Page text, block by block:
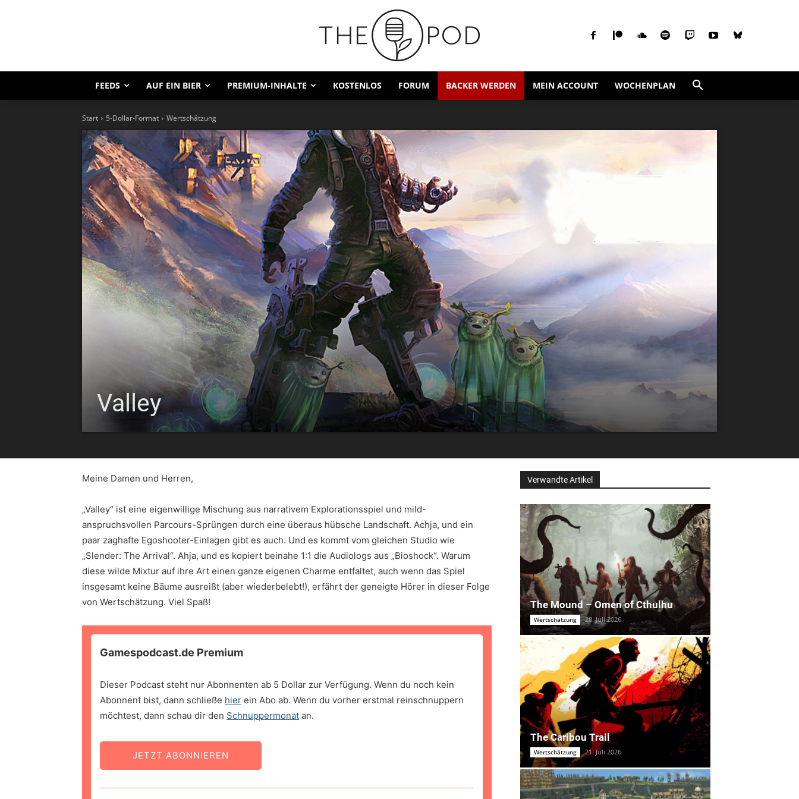
FEEDS AUF EIN BIER PREMIUM-INHALTE KOSTENLOS FORUM BACKER WERDEN MEIN ACCOUNT WOCHENPLAN
Start 5-Dollar-Format Wertschätzung
Valley
Meine Damen und Herren,
„Valley“ ist eine eigenwillige Mischung aus narrativem Explorationsspiel und mild-
anspruchsvollen Parcours-Sprüngen durch eine überaus hübsche Landschaft. Achja, und ein
paar zaghafte Egoshooter-Einlagen gibt es auch. Und es kommt vom gleichen Studio wie
„Slender: The Arrival“. Ahja, und es kopiert beinahe 1:1 die Audiologs aus „Bioshock“. Warum
diese wilde Mixtur auf ihre Art einen ganze eigenen Charme entfaltet, auch wenn das Spiel
insgesamt keine Bäume ausreißt (aber wiederbelebt!), erfährt der geneigte Hörer in dieser Folge
von Wertschätzung. Viel Spaß!
Gamespodcast.de Premium
Dieser Podcast steht nur Abonnenten ab 5 Dollar zur Verfügung. Wenn du noch kein
Abonnent bist, dann schließe hier ein Abo ab. Wenn du vorher erstmal reinschnuppern
möchtest, dann schau dir den Schnuppermonat an.
JETZT ABONNIEREN
Verwandte Artikel
The Mound – Omen of Cthulhu
Wertschätzung 28. Juli 2026
The Caribou Trail
Wertschätzung 21. Juli 2026